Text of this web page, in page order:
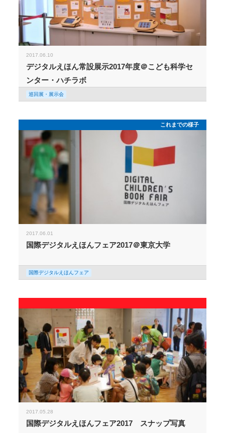
2017.06.10
デジタルえほん常設展示2017年度＠こども科学セ
ンター・ハチラボ
巡回展・展示会
これまでの様子
2017.06.01
国際デジタルえほんフェア2017＠東京大学
国際デジタルえほんフェア
2017.05.28
国際デジタルえほんフェア2017 スナップ写真